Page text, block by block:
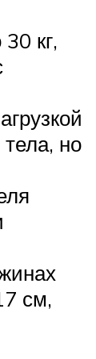
кг,
но
см,